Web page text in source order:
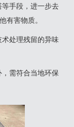
手段，进一步去
有害物质‌。
处理残留的异味
需符合当地环保